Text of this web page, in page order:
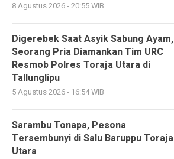
8 Agustus 2026 - 20:55 WIB
Digerebek Saat Asyik Sabung Ayam,
Seorang Pria Diamankan Tim URC
Resmob Polres Toraja Utara di
Tallunglipu ​
5 Agustus 2026 - 16:54 WIB
Sarambu Tonapa, Pesona
Tersembunyi di Salu Baruppu Toraja
Utara